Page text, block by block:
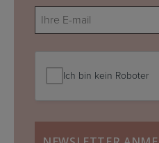
E-
mail
(erforderlich)
Ich bin kein Roboter